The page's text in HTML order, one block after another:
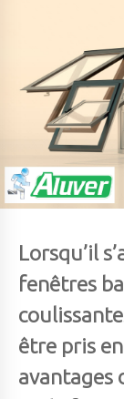
Lorsqu’il
fenêtres
être pris
avantages